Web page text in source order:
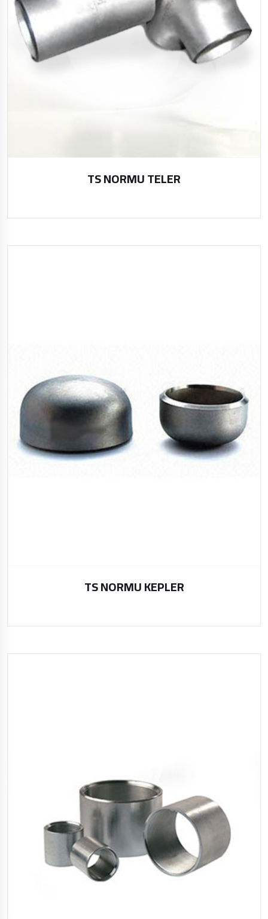
TS NORMU TELER
TS NORMU KEPLER